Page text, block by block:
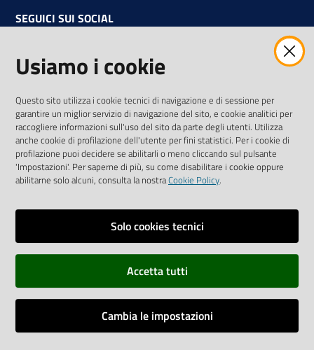
su
SEGUICI SUI SOCIAL
Ricevi tutti gli aggiornamenti su eventi, nuove opportunità e
adempimenti normativi
Privacy policy
Assistenza
Usiamo i cookie
Questo sito utilizza i cookie tecnici di navigazione e di sessione per
garantire un miglior servizio di navigazione del sito, e cookie analitici per
raccogliere informazioni sull'uso del sito da parte degli utenti. Utilizza
anche cookie di profilazione dell'utente per fini statistici. Per i cookie di
profilazione puoi decidere se abilitarli o meno cliccando sul pulsante
'Impostazioni'. Per saperne di più, su come disabilitare i cookie oppure
abilitarne solo alcuni, consulta la nostraCookie Policy.
Solo cookies tecnici
Accetta tutti
Cambia le impostazioni